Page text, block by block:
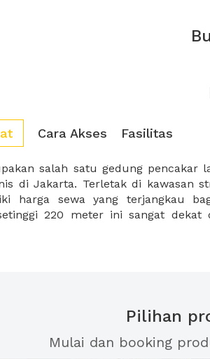
Cara Akses Fasilitas
salah satu gedung pencakar
di Jakarta. Terletak di kawasan
harga sewa yang terjangkau
220 meter ini sangat dekat
Indonesia, membuat area
Pilihan
Mulai dan booking